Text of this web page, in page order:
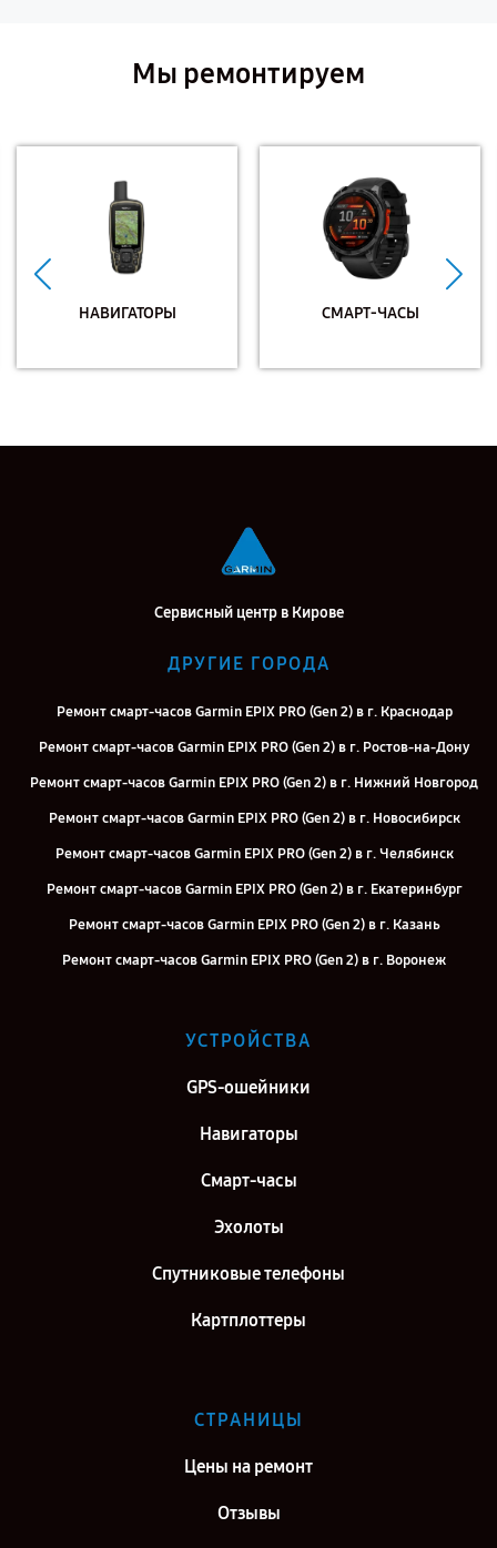
Мы ремонтируем
НАВИГАТОРЫ СМАРТ-ЧАСЫ
Сервисный центр в Кирове
ДРУГИЕ ГОРОДА
Ремонт смарт-часов Garmin EPIX PRO (Gen 2) в г. Краснодар
Ремонт смарт-часов Garmin EPIX PRO (Gen 2) в г. Ростов-на-Дону
Ремонт смарт-часов Garmin EPIX PRO (Gen 2) в г. Нижний Новгород
Ремонт смарт-часов Garmin EPIX PRO (Gen 2) в г. Новосибирск
Ремонт смарт-часов Garmin EPIX PRO (Gen 2) в г. Челябинск
Ремонт смарт-часов Garmin EPIX PRO (Gen 2) в г. Екатеринбург
Ремонт смарт-часов Garmin EPIX PRO (Gen 2) в г. Казань
Ремонт смарт-часов Garmin EPIX PRO (Gen 2) в г. Воронеж
Ремонт смарт-часов Garmin EPIX PRO (Gen 2) в г. Самара
УСТРОЙСТВА
GPS-ошейники
Навигаторы
Смарт-часы
Эхолоты
Спутниковые телефоны
Картплоттеры
СТРАНИЦЫ
Цены на ремонт
Отзывы